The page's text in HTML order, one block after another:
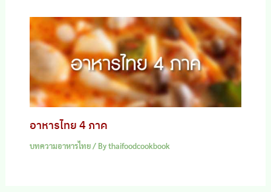
อาหารไทย 4 ภาค
บทความอาหารไทย/ Bythaifoodcookbook